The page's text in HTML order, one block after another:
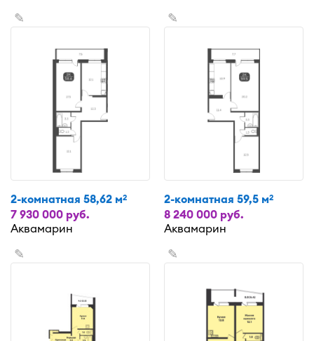
✎
2-комнатная 58,62 м2
7 930 000 руб.
Аквамарин
✎
2-комнатная 59,5 м2
8 240 000 руб.
Аквамарин
✎ ✎